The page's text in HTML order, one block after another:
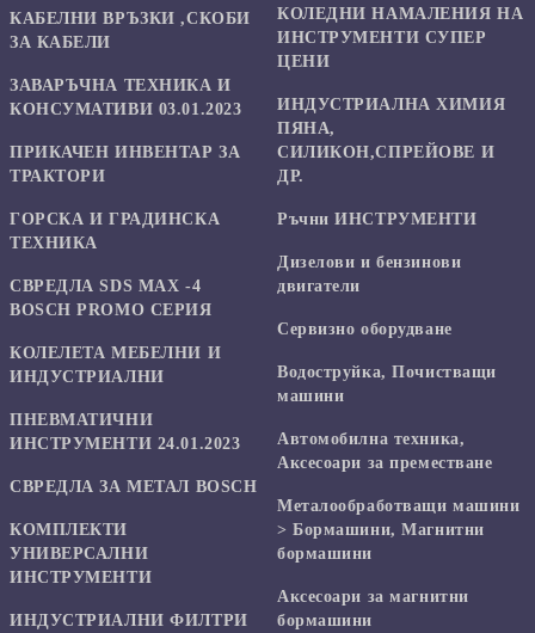
КАБЕЛНИ ВРЪЗКИ ,СКОБИ
ЗА КАБЕЛИ
ЗАВАРЪЧНА ТЕХНИКА И
КОНСУМАТИВИ 03.01.2023
ПРИКАЧЕН ИНВЕНТАР ЗА
ТРАКТОРИ
ГОРСКА И ГРАДИНСКА
ТЕХНИКА
СВРЕДЛА SDS MAX -4
BOSCH PROMO СЕРИЯ
КОЛЕЛЕТА МЕБЕЛНИ И
ИНДУСТРИАЛНИ
ПНЕВМАТИЧНИ
ИНСТРУМЕНТИ 24.01.2023
СВРЕДЛА ЗА МЕТАЛ BOSCH
КОМПЛЕКТИ
УНИВЕРСАЛНИ
ИНСТРУМЕНТИ
ИНДУСТРИАЛНИ ФИЛТРИ
КОЛЕДНИ НАМАЛЕНИЯ НА
ИНСТРУМЕНТИ СУПЕР
ЦЕНИ
ИНДУСТРИАЛНА ХИМИЯ
ПЯНА,
СИЛИКОН,СПРЕЙОВЕ И
ДР.
Ръчни ИНСТРУМЕНТИ
Дизелови и бензинови
двигатели
Сервизно оборудване
Водоструйка, Почистващи
машини
Автомобилна техника,
Аксесоари за преместване
Mеталообработващи машини
> Бормашини, Магнитни
бормашини
Аксесоари за магнитни
бормашини